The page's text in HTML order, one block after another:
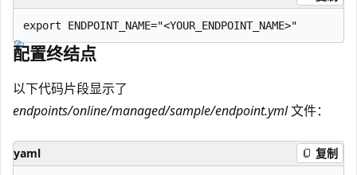
配置终结点
以下代码片段显示了
endpoints/online/managed/sample/endpoint.yml文件：
yaml 复制